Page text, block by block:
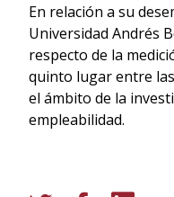
En relación a su
Universidad Andrés
respecto de la
quinto lugar entre
el ámbito de la
empleabilidad.